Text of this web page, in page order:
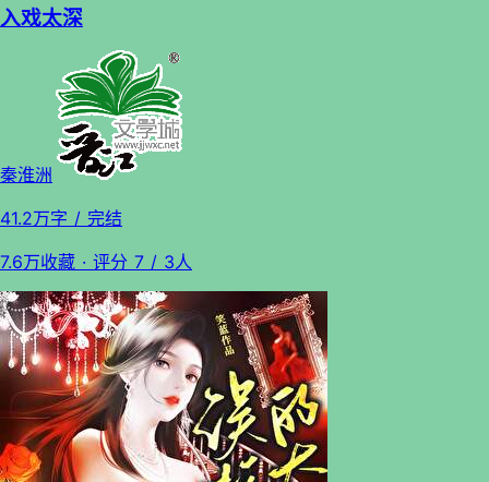
入戏太深
秦淮洲
41.2万字 / 完结
7.6万收藏 · 评分 7 / 3人